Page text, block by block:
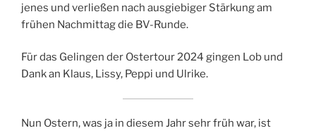
jenes und verließen nach ausgiebiger Stärkung am
frühen Nachmittag die BV-Runde.
Für das Gelingen der Ostertour 2024 gingen Lob und
Dank an Klaus, Lissy, Peppi und Ulrike.
Nun Ostern, was ja in diesem Jahr sehr früh war, ist